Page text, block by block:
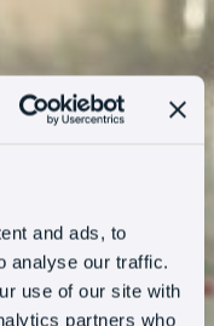
and ads, to
analyse our traffic.
use of our site with
partners who